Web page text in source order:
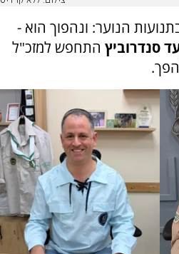
הנוער: ונהפוך הוא -
סנדרוביץ התחפש למזכ"ל